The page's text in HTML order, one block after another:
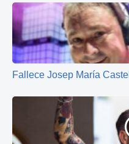
Fallece Josep María